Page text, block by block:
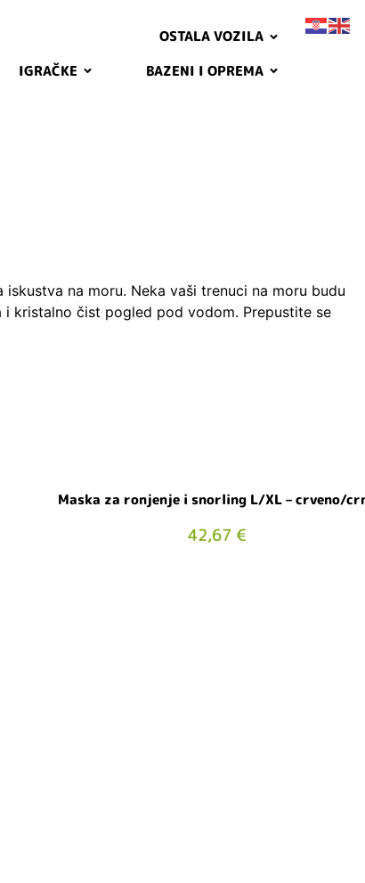
OSTALA VOZILA
IGRAČKE
BAZENI I OPREMA
na moru. Neka vaši trenuci na moru budu
kristalno čist pogled pod vodom. Prepustite se
Maska ​​za ronjenje i snorling L/XL – crveno/
42,67 €